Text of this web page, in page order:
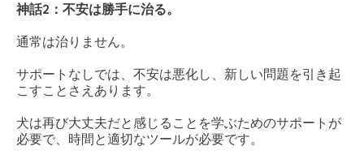
神話2：不安は勝手に治る。
通常は治りません。
サポートなしでは、不安は悪化し、新しい問題を引き起
こすことさえあります。
犬は再び大丈夫だと感じることを学ぶためのサポートが
必要で、時間と適切なツールが必要です。